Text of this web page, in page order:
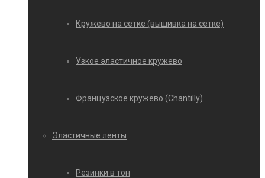
Кружево на сетке (вышивка на сетке)
Узкое эластичное кружево
Французское кружево (Chantilly)
Эластичные ленты
Резинки в тон